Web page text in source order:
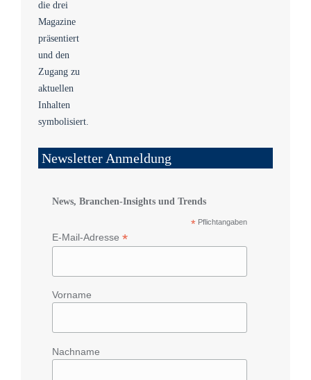
Newsletter Anmeldung
News, Branchen-Insights und Trends
* Pflichtangaben
E-Mail-Adresse *
Vorname
Nachname